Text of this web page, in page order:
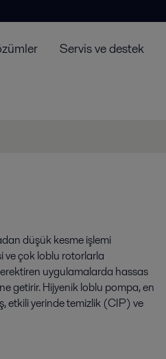
Servis ve destek
düşük kesme işlemi
ve çok loblu rotorlarla
uygulamalarda hassas
getirir. Hijyenik loblu pompa, en
etkili yerinde temizlik (CIP) ve